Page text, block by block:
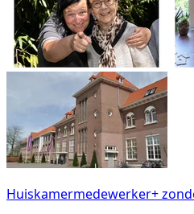
Huiskamermedewerker+